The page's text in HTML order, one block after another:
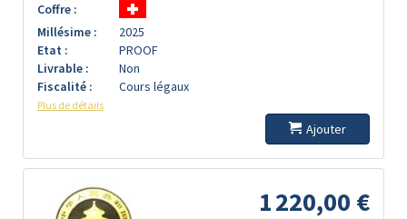
Coffre :
Millésime :
2025
Etat :
PROOF
Livrable :
Non
Fiscalité :
Cours légaux
Plus de détails
Ajouter
1 220,00 €